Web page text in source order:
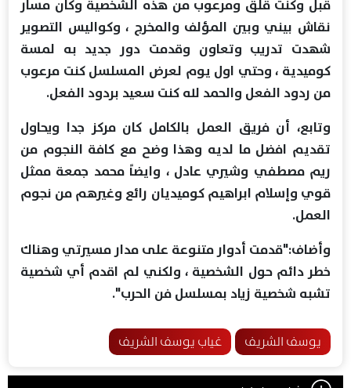
قبل وكنت قلق ومرعوب من هذه الشخصية وكان مسار
نقاش بيني وبين المؤلف والمخرج ، وكواليس التصوير
شهدت تدريب وتعاون وقدمت دور جديد به لمسة
كوميدية ، وحتي اول يوم لعرض المسلسل كنت مرعوب
من ردود الفعل والحمد لله كنت سعيد بردود الفعل.
وتابع، أن فريق العمل بالكامل كان مركز جدا ويحاول
تقديم افضل ما لديه وهذا وضح مع كافة النجوم من
ريم مصطفي وشيري عادل ، وايضاً محمد جمعة ممثل
قوي وإسلام ابراهيم كوميديان رائع وغيرهم من نجوم
العمل.
وأضاف:"قدمت أدوار متنوعة على مدار مسيرتي وهناك
خطر دائم حول الشخصية ، ولكني لم اقدم أي شخصية
تشبه شخصية زياد بمسلسل فن الحرب".
يوسف الشريف غياب يوسف الشريف